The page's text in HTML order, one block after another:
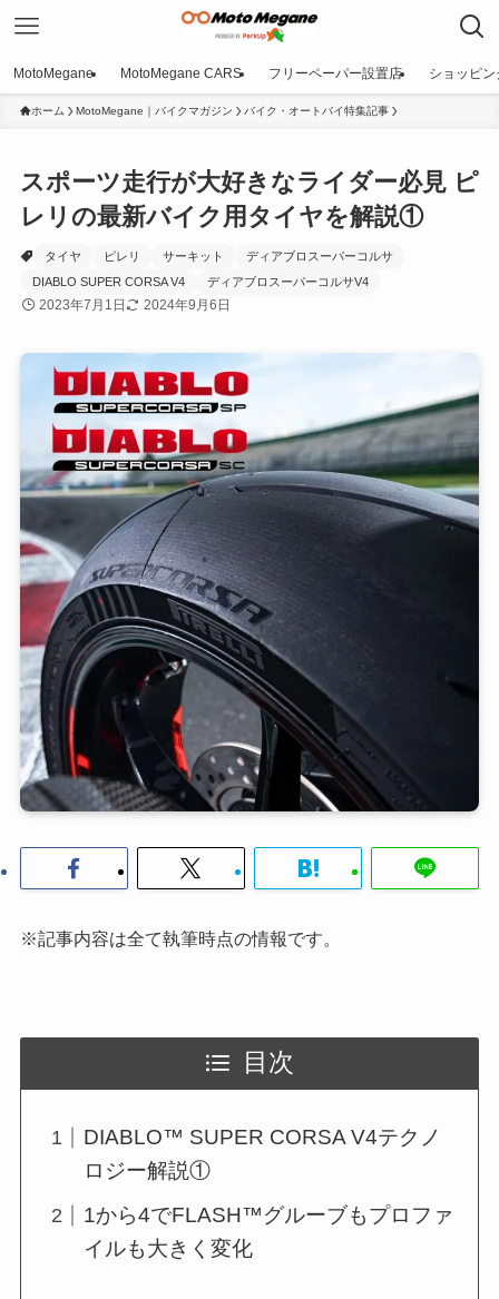
MotoMegane MotoMegane CARS フリーペーパー設置店 ショッピン
ホーム MotoMegane｜バイクマガジン バイク・オートバイ特集記事
スポーツ走行が大好きなライダー必見 ピ
レリの最新バイク用タイヤを解説①
タイヤ ピレリ サーキット
ディアブロスーパーコルサ
DIABLO SUPER CORSA V4
ディアブロスーパーコルサV4
2023年7月1日 2024年9月6日
※記事内容は全て執筆時点の情報です。
目次
DIABLO™ SUPER CORSA V4テクノ
ロジー解説①
1から4でFLASH™グルーブもプロファ
イルも大きく変化